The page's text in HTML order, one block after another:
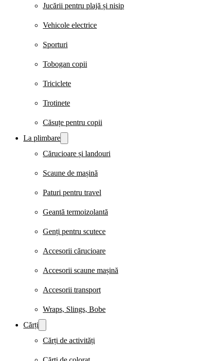
Jucării pentru plajă și nisip
Vehicole electrice
Sporturi
Tobogan copii
Triciclete
Trotinete
Căsuțe pentru copii
La plimbare
Cărucioare și landouri
Scaune de mașină
Paturi pentru travel
Geantă termoizolantă
Genți pentru scutece
Accesorii cărucioare
Accesorii scaune mașină
Accesorii transport
Wraps, Slings, Bobe
Cărți
Cărți de activități